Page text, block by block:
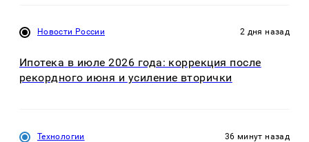
Новости России 2 дня назад
Ипотека в июле 2026 года: коррекция после
рекордного июня и усиление вторички
Технологии 36 минут назад